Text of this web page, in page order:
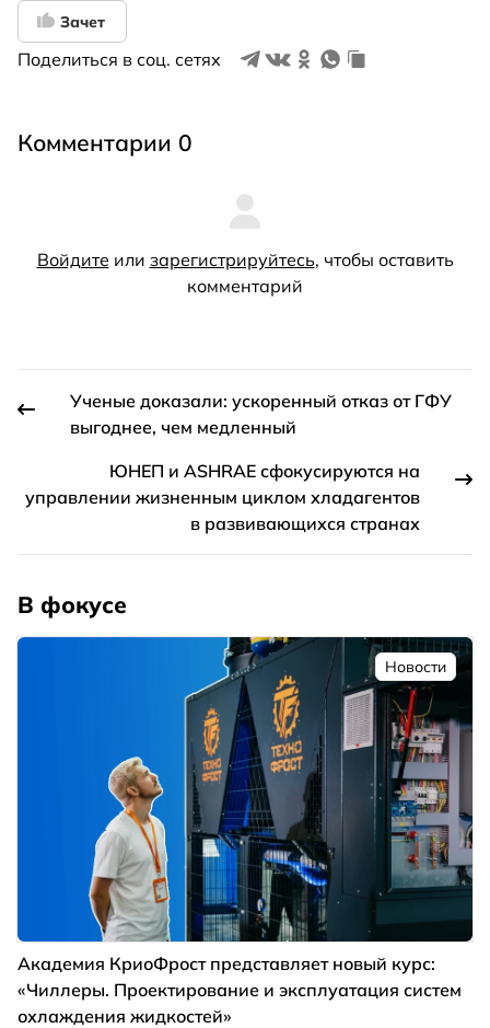
Зачет
Поделиться в соц. сетях
Комментарии 0
Войдите или зарегистрируйтесь, чтобы оставить
комментарий
Ученые доказали: ускоренный отказ от ГФУ
выгоднее, чем медленный
ЮНЕП и ASHRAЕ сфокусируются на
управлении жизненным циклом хладагентов
в развивающихся странах
В фокусе
Новости
Академия КриоФрост представляет новый курс:
«Чиллеры. Проектирование и эксплуатация систем
охлаждения жидкостей»